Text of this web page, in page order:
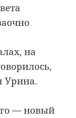
на
Урина.
— новый